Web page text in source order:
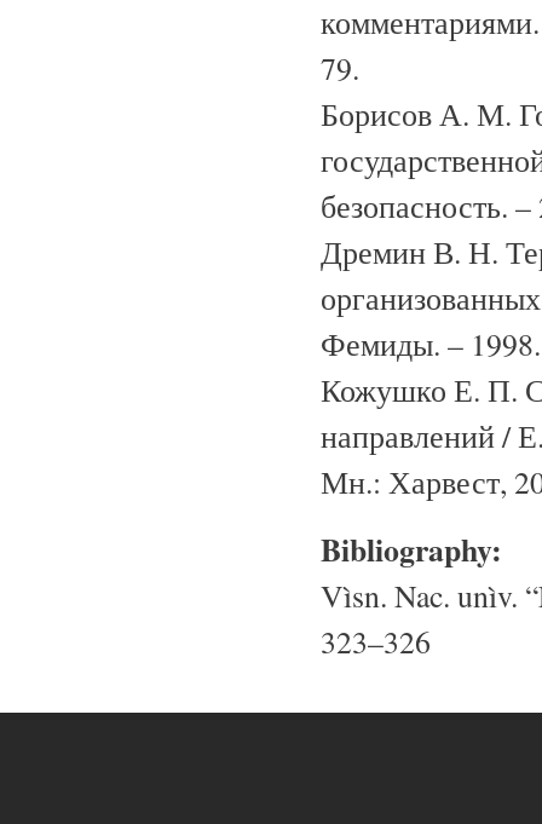
79.
Борисов А. М.
безопасность.
Дремин В. Н.
Фемиды. –
Кожушко Е. П.
направлений /
Мн.: Харвест,
Bibliography:
Vìsn. Nac. unìv.
323–326